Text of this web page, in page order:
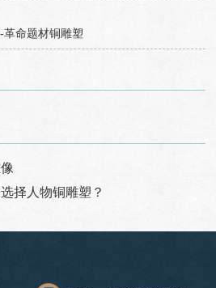
革命题材铜雕塑
择人物铜雕塑？